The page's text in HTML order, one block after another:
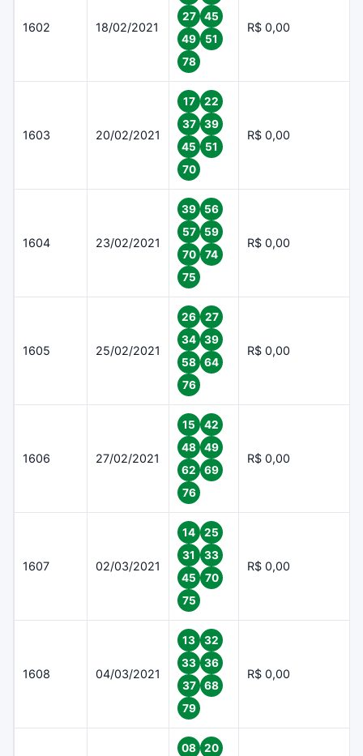
1602 18/02/2021
27
45
49
51
78
R$ 0,00
1603 20/02/2021
17
22
37
39
45
51
70
R$ 0,00
1604 23/02/2021
39
56
57
59
70
74
75
R$ 0,00
1605 25/02/2021
26
27
34
39
58
64
76
R$ 0,00
1606 27/02/2021
15
42
48
49
62
69
76
R$ 0,00
1607 02/03/2021
14
25
31
33
45
70
75
R$ 0,00
1608 04/03/2021
13
32
33
36
37
68
79
R$ 0,00
08
20